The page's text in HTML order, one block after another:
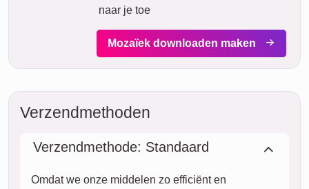
naar je toe
Mozaïek downloaden maken
Verzendmethoden
Verzendmethode: Standaard
Omdat we onze middelen zo efficiënt en